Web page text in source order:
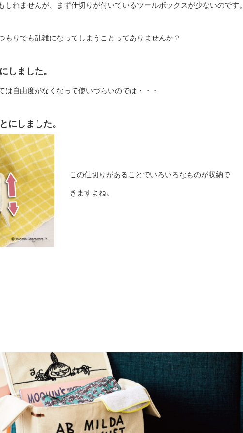
れませんが、まず仕切りが付いているツールボックスが少ないのです。
りでも乱雑になってしまうことってありませんか？
しました。
自由度がなくなって使いづらいのでは・・・
にしました。
この仕切りがあることでいろいろなものが収納で
きますよね。